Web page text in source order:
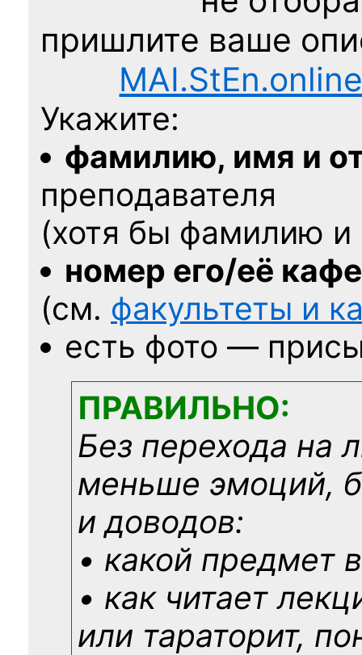
пришлите ваше
Укажите:
фамилию, имя и
преподавателя
(хотя бы фамилию
номер его/её
(см. факультеты и
есть фото —
ПРАВИЛЬНО:
Без перехода на
меньше эмоций,
и доводов:
• какой предмет
• как читает
или тараторит,